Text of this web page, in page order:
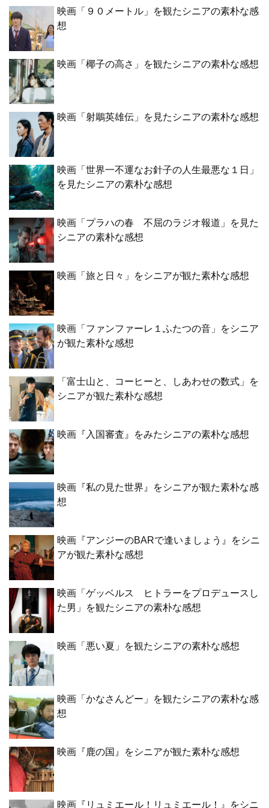
映画「９０メートル」を観たシニアの素朴な感
想
映画「椰子の高さ」を観たシニアの素朴な感想
映画「射鵰英雄伝」を見たシニアの素朴な感想
映画「世界一不運なお針子の人生最悪な１日」
を見たシニアの素朴な感想
映画「プラハの春 不屈のラジオ報道」を見た
シニアの素朴な感想
映画「旅と日々」をシニアが観た素朴な感想
映画「ファンファーレ１ふたつの音」をシニア
が観た素朴な感想
「富士山と、コーヒーと、しあわせの数式」を
シニアが観た素朴な感想
映画『入国審査』をみたシニアの素朴な感想
映画『私の見た世界』をシニアが観た素朴な感
想
映画『アンジーのBARで逢いましょう』をシニ
アが観た素朴な感想
映画「ゲッベルス ヒトラーをプロデュースし
た男」を観たシニアの素朴な感想
映画「悪い夏」を観たシニアの素朴な感想
映画「かなさんどー」を観たシニアの素朴な感
想
映画『鹿の国』をシニアが観た素朴な感想
映画『リュミエール！リュミエール！』をシニ